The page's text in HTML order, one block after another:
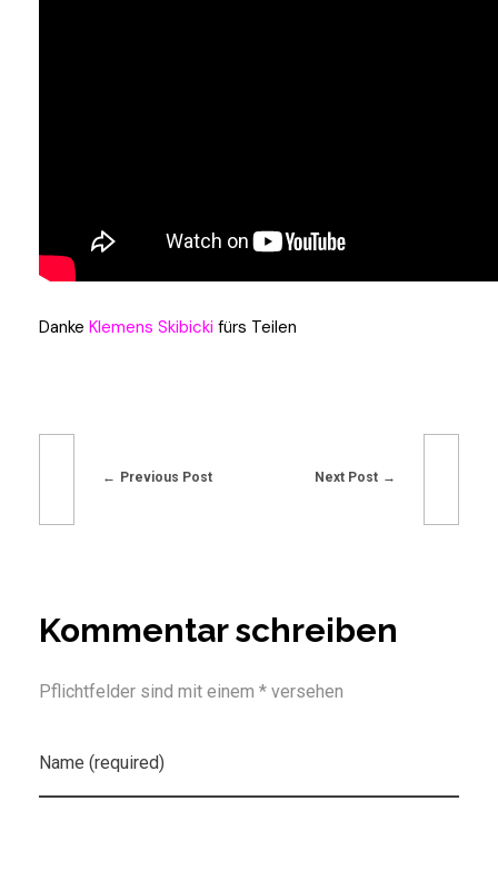
Danke Klemens Skibicki fürs Teilen
Previous Post Next Post
Kommentar schreiben
Pflichtfelder sind mit einem * versehen
Name (required)